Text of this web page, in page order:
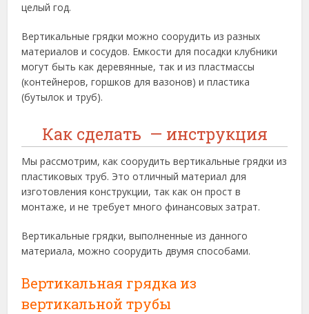
целый год.
Вертикальные грядки можно соорудить из разных
материалов и сосудов. Емкости для посадки клубники
могут быть как деревянные, так и из пластмассы
(контейнеров, горшков для вазонов) и пластика
(бутылок и труб).
Как сделать — инструкция
Мы рассмотрим, как соорудить вертикальные грядки из
пластиковых труб. Это отличный материал для
изготовления конструкции, так как он прост в
монтаже, и не требует много финансовых затрат.
Вертикальные грядки, выполненные из данного
материала, можно соорудить двумя способами.
Вертикальная грядка из
вертикальной трубы